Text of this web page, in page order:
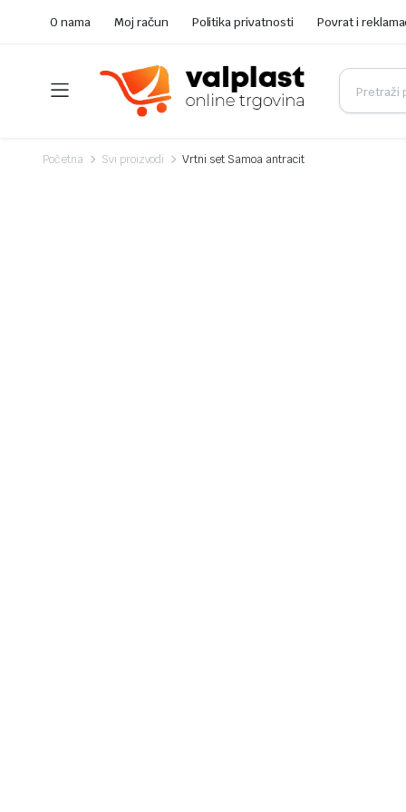
O nama Moj račun Politika privatnosti Povrat i
Početna Svi proizvodi Vrtni set Samoa antracit